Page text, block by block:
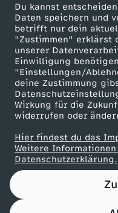
Du kannst
Daten speichern und
betrifft nur dein
"Zustimmen" erklärst
unserer
Einwilligung
"Einstellungen/
deine Zustimmung
Wirkung für die
widerrufen oder
Hier findest du das
Weitere
Datenschutzerklärung.
e
h
t
s
ZDF goes Schule
Werbefernsehen
Mainzelmännchen
Partner